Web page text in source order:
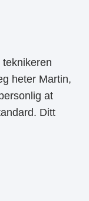
heter Martin,
at
Ditt